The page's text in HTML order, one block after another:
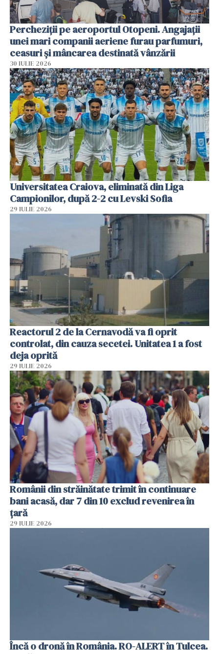
Percheziții pe aeroportul Otopeni. Angajații
unei mari companii aeriene furau parfumuri,
ceasuri și mâncarea destinată vânzării
30 IULIE 2026
Universitatea Craiova, eliminată din Liga
Campionilor, după 2-2 cu Levski Sofia
29 IULIE 2026
Reactorul 2 de la Cernavodă va fi oprit
controlat, din cauza secetei. Unitatea 1 a fost
deja oprită
29 IULIE 2026
Românii din străinătate trimit în continuare
bani acasă, dar 7 din 10 exclud revenirea în
țară
29 IULIE 2026
Încă o dronă în România. RO-ALERT în Tulcea.